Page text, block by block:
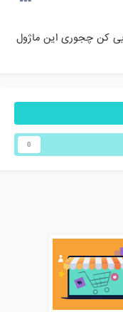
کن چجوری این ماژول